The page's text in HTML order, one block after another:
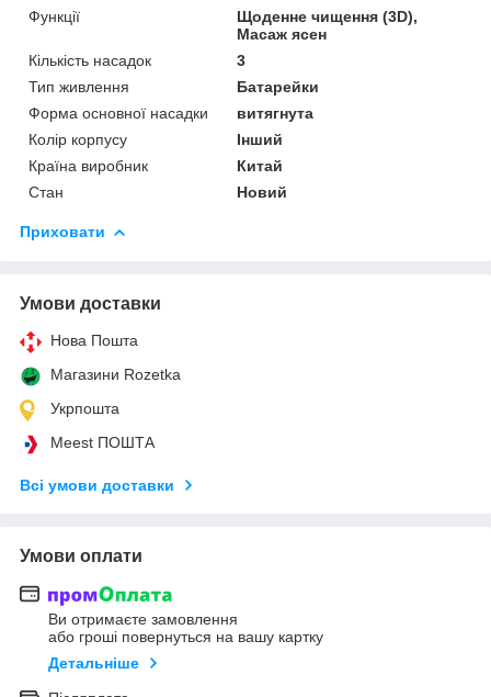
Функції
Щоденне чищення (3D),
Масаж ясен
Кількість насадок
3
Тип живлення
Батарейки
Форма основної насадки
витягнута
Колір корпусу
Інший
Країна виробник
Китай
Стан
Новий
Приховати
Умови доставки
Нова Пошта
Магазини Rozetka
Укрпошта
Meest ПОШТА
Всі умови доставки
Умови оплати
Ви отримаєте замовлення
або гроші повернуться на вашу картку
Детальніше